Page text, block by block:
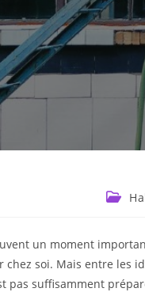
un moment
soi. Mais entre les
pas suffisamment